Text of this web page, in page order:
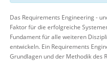
Das Requirements Engineering -
Faktor für die erfolgreiche
Fundament für alle weiteren
entwickeln. Ein Requirements
Grundlagen und der Methodik des